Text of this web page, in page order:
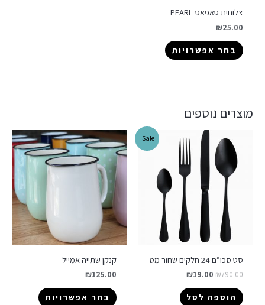
צלוחית טאפאס PEARL
₪25.00
בחר אפשרויות
מוצרים נוספים
Sale!
סט סכו”ם 24 חלקים שחור מט
₪790.00
₪19.00
הוספה לסל
קנקן שתייה אמייל
₪125.00
בחר אפשרויות